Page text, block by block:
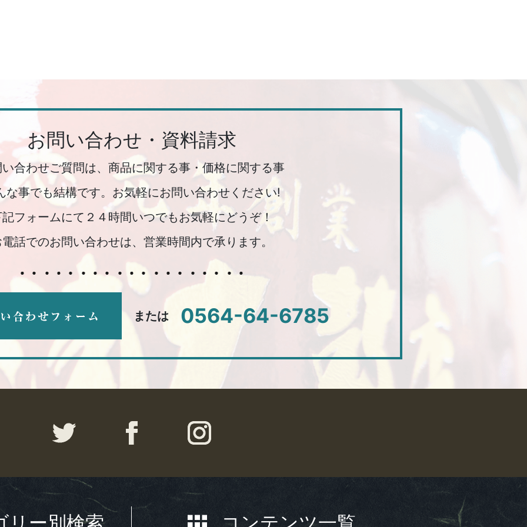
お問い合わせ・資料請求
合わせご質問は、商品に関する事・価格に関する事
な事でも結構です。お気軽にお問い合わせください!
フォームにて２４時間いつでもお気軽にどうぞ！
話でのお問い合わせは、営業時間内で承ります。
または 0564-64-6785